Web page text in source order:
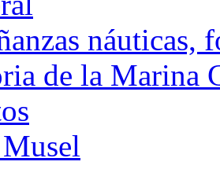
náuticas,
de la Marina